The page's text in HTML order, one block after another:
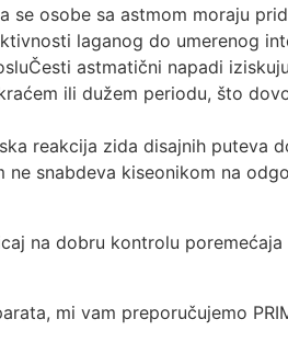
se osobe sa astmom moraju
laganog do umerenog
astmatični napadi
ili dužem periodu, što
reakcija zida disajnih puteva
snabdeva kiseonikom na
na dobru kontrolu poremećaja
mi vam preporučujemo